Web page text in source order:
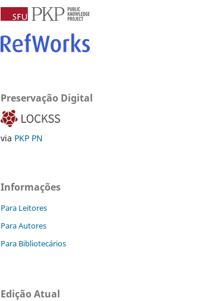
Preservação Digital
via PKP PN
Informações
Para Leitores
Para Autores
Para Bibliotecários
Edição Atual